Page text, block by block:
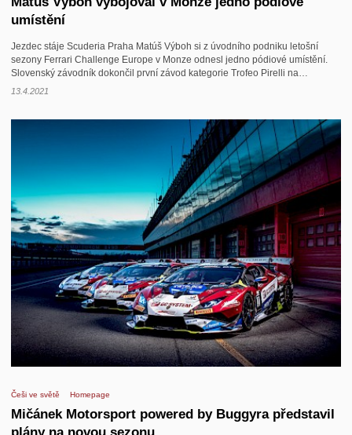
umístění
Jezdec stáje Scuderia Praha Matúš Výboh si z úvodního podniku letošní
sezony Ferrari Challenge Europe v Monze odnesl jedno pódiové umístění.
Slovenský závodník dokončil první závod kategorie Trofeo Pirelli na…
13.4.2021
Češi ve světě Homepage
Mičánek Motorsport powered by Buggyra představil